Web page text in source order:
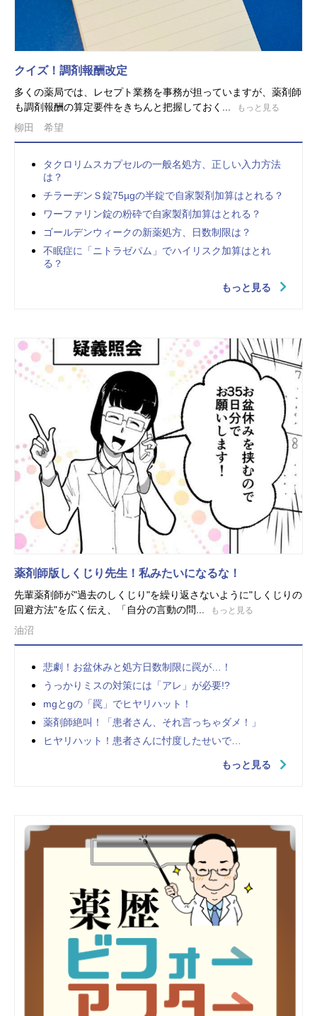
クイズ！調剤報酬改定
多くの薬局では、レセプト業務を事務が担っていますが、薬剤師
も調剤報酬の算定要件をきちんと把握しておく...
もっと見る
柳田 希望
タクロリムスカプセルの一般名処方、正しい入力方法
は？
チラーヂンＳ錠75µgの半錠で自家製剤加算はとれる？
ワーファリン錠の粉砕で自家製剤加算はとれる？
ゴールデンウィークの新薬処方、日数制限は？
不眠症に「ニトラゼパム」でハイリスク加算はとれ
る？
もっと見る
薬剤師版しくじり先生！私みたいになるな！
先輩薬剤師が"過去のしくじり"を繰り返さないように"しくじりの
回避方法"を広く伝え、「自分の言動の問...
もっと見る
油沼
悲劇！お盆休みと処方日数制限に罠が…！
うっかりミスの対策には「アレ」が必要!?
mgとgの「罠」でヒヤリハット！
薬剤師絶叫！「患者さん、それ言っちゃダメ！」
ヒヤリハット！患者さんに忖度したせいで…
もっと見る